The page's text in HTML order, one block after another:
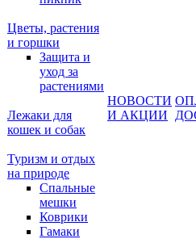
Цветы, растения
и горшки
Защита и
уход за
растениями
Лежаки для
кошек и собак
Туризм и отдых
на природе
Спальные
мешки
Коврики
Гамаки
НОВОСТИ
И АКЦИИ